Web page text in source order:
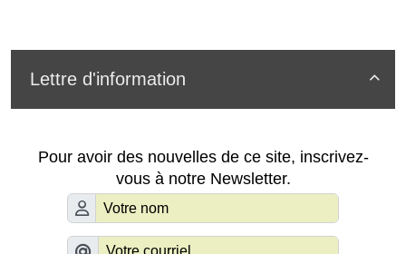

Lettre d'information
Pour avoir des nouvelles de ce site, inscrivez-
vous à notre Newsletter.